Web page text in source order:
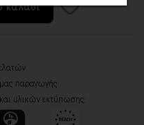
καλάθι
μας παραγωγής
υλικών εκτύπωσης: